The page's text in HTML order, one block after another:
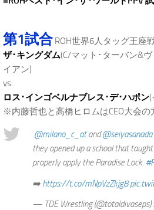
第1試合ROH世界6人タッグ王座
ザ･キングダム(C/マット･ターバン&
イアン)
vs.
ロス･インゴベルナブレス･デ･ハポン(
※内藤哲也と高橋ヒロムはCEO大会の
.@milano_c_atand@seiyasanada
they opened up a school that
properly apply the Paradise Lock.
➡️ https://t.co/mNpVzZkjg8
— TDE Wrestling (@totaldivaseps)